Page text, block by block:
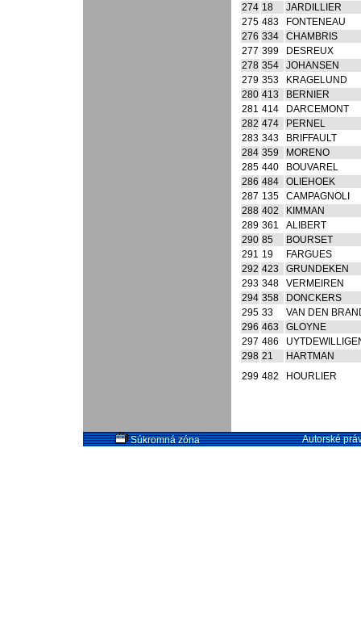
274 18
JARDILLIER
275 483
FONTENEAU
276 334
CHAMBRIS
277 399
DESREUX
278 354
JOHANSEN
279 353
KRAGELUND
280 413
BERNIER
281 414
DARCEMONT
282 474
PERNEL
283 343
BRIFFAULT
284 359
MORENO
285 440
BOUVAREL
286 484
OLIEHOEK
287 135
CAMPAGNOLI
288 402
KIMMAN
289 361
ALIBERT
290 85
BOURSET
291 19
FARGUES
292 423
GRUNDEKEN
293 348
VERMEIREN
294 358
DONCKERS
295 33
VAN DEN
296 463
GLOYNE
297 486
298 21
HARTMAN
299 482 HOURLIER
Súkromná zóna Autorské